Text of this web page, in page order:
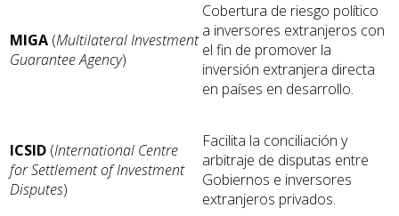
MIGA (Multilateral Investment
Guarantee Agency)
Cobertura de riesgo político
a inversores extranjeros con
el fin de promover la
inversión extranjera directa
en países en desarrollo.
ICSID (International Centre
for Settlement of Investment
Disputes)
Facilita la conciliación y
arbitraje de disputas entre
Gobiernos e inversores
extranjeros privados.